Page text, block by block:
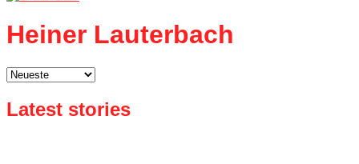
Heiner Lauterbach
Latest stories